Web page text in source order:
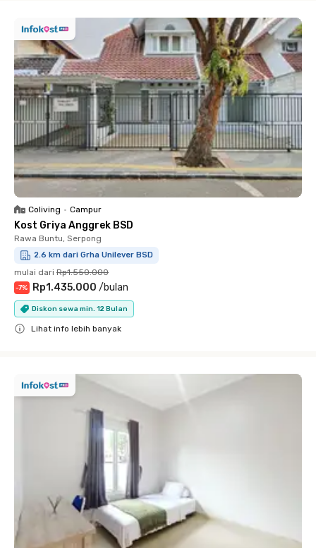
Coliving • Campur
Kost Griya Anggrek BSD
Rawa Buntu, Serpong
2.6 km dari Grha Unilever BSD
mulai dari Rp1.550.000
-7% Rp1.435.000 /bulan
Diskon sewa min. 12 Bulan
Lihat info lebih banyak